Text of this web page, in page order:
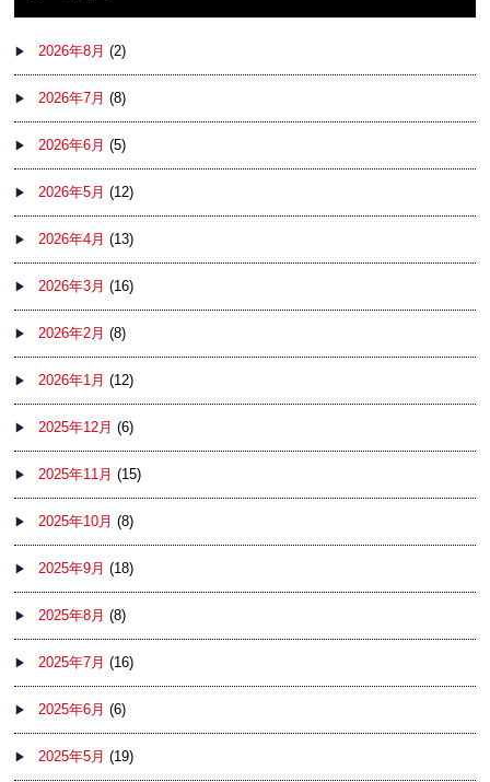
2026年8月 (2)
2026年7月 (8)
2026年6月 (5)
2026年5月 (12)
2026年4月 (13)
2026年3月 (16)
2026年2月 (8)
2026年1月 (12)
2025年12月 (6)
2025年11月 (15)
2025年10月 (8)
2025年9月 (18)
2025年8月 (8)
2025年7月 (16)
2025年6月 (6)
2025年5月 (19)